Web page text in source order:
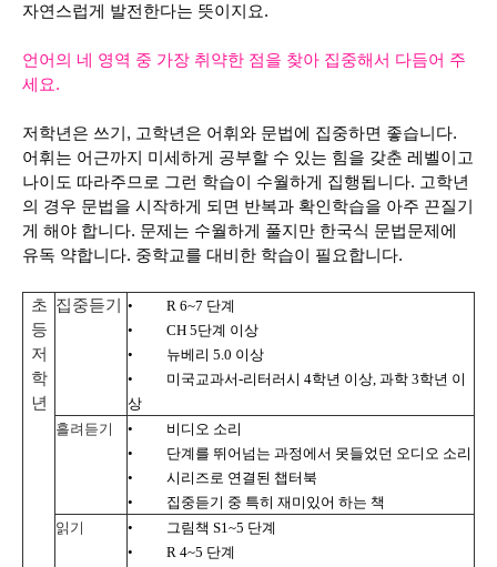
자연스럽게 발전한다는 뜻이지요.
언어의 네 영역 중 가장 취약한 점을 찾아 집중해서 다듬어 주
세요.
저학년은 쓰기, 고학년은 어휘와 문법에 집중하면 좋습니다.
어휘는 어근까지 미세하게 공부할 수 있는 힘을 갖춘 레벨이고
나이도 따라주므로 그런 학습이 수월하게 집행됩니다. 고학년
의 경우 문법을 시작하게 되면 반복과 확인학습을 아주 끈질기
게 해야 합니다. 문제는 수월하게 풀지만 한국식 문법문제에
유독 약합니다. 중학교를 대비한 학습이 필요합니다.
초
등
저
학
년
집중듣기 • R 6~7 단계
•
CH 5단계 이상
•
뉴베리 5.0 이상
•
미국교과서-리터러시 4학년 이상, 과학 3학년 이
상
흘려듣기
•
비디오 소리
•
단계를 뛰어넘는 과정에서 못들었던 오디오 소리
•
시리즈로 연결된 챕터북
•
집중듣기 중 특히 재미있어 하는 책
읽기
• 그림책 S1~5 단계
•
R 4~5 단계